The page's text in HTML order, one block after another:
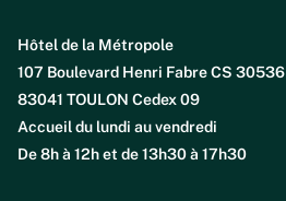
Hôtel de la Métropole
107 Boulevard Henri Fabre CS 30536
83041 TOULON Cedex 09
Accueil du lundi au vendredi
De 8h à 12h et de 13h30 à 17h30